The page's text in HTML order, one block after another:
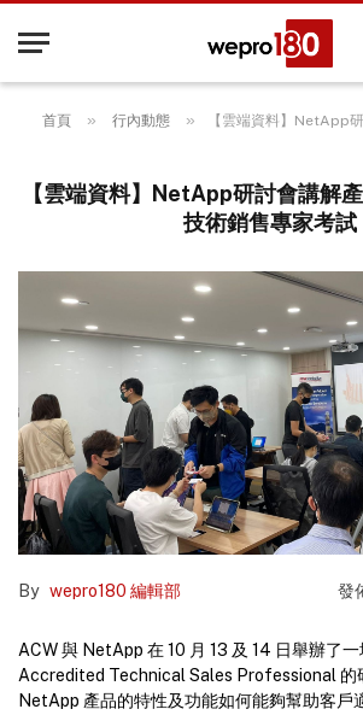
首頁 » 行內動態 » 【雲端資料】NetApp研討會講解產品
【雲端資料】NetApp研討會講解
技術銷售專家考試
By wepro180 編輯部 發
ACW 與 NetApp 在 10 月 13 及 14 日舉辦了
Accredited Technical Sales Professional 的
NetApp 產品的特性及功能如何能夠幫助客戶